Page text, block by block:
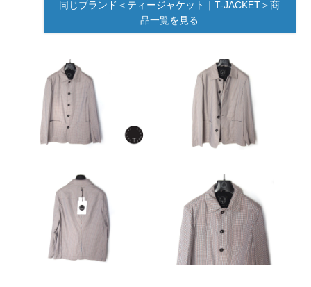
同じブランド＜ティージャケット｜T-JACKET＞商
品一覧を見る